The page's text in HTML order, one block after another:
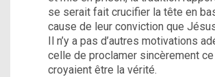
se serait fait crucifier la tête en
cause de leur conviction que
Il n’y a pas d’autres motivations
celle de proclamer sincèrement ce
croyaient être la vérité.